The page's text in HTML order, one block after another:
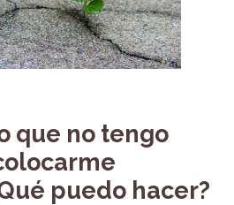
que no tengo
puedo hacer?